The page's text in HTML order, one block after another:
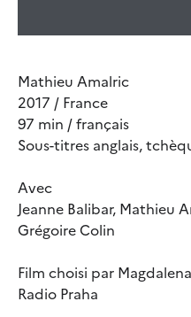
Mathieu Amalric
2017 / France
97 min / français
Sous-titres anglais,
Avec
Jeanne Balibar, Mathieu
Grégoire Colin
Film choisi par
Radio Praha